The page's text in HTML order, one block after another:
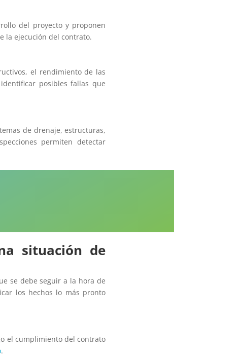
del proyecto y proponen
la ejecución del contrato.
el rendimiento de las
posibles fallas que
de drenaje, estructuras,
permiten detectar
situación de
se debe seguir a la hora de
los hechos lo más pronto
el cumplimiento del contrato
.